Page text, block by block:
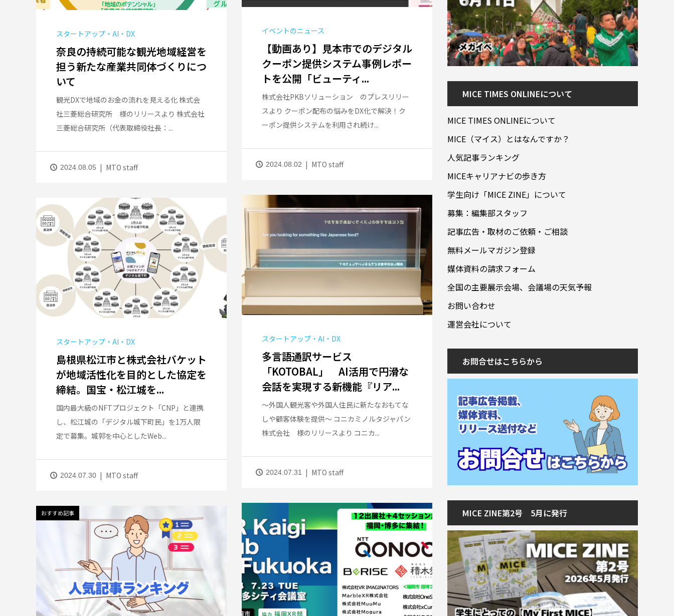
スタートアップ・AI・DX
奈良の持続可能な観光地域経営を
担う新たな産業共同体づくりにつ
いて
観光DXで地域のお金の流れを見える化 株式会
社三菱総合研究所 様のリリースより 株式会社
三菱総合研究所（代表取締役社長：...
2024.08.05 MTO staff
イベントのニュース
【動画あり】見本市でのデジタル
クーポン提供システム事例レポー
トを公開「ビューティ...
株式会社PKBソリューション のプレスリリー
スより クーポン配布の悩みをDX化で解決！ク
ーポン提供システムを利用され続け...
2024.08.02 MTO staff
スタートアップ・AI・DX
多言語通訳サービス
「KOTOBAL」 AI活用で円滑な
会話を実現する新機能『リア...
～外国人観光客や外国人住民に新たなおもてな
しや顧客体験を提供～ コニカミノルタジャパン
株式会社 様のリリースより コニカ...
2024.07.31 MTO staff
スタートアップ・AI・DX
島根県松江市と株式会社バケット
が地域活性化を目的とした協定を
締結。国宝・松江城を...
国内最大級のNFTプロジェクト「CNP」と連携
し、松江城の「デジタル城下町民」を1万人限
定で募集。城郭を中心としたWeb...
2024.07.30 MTO staff
おすすめ記事
MICE TIMES ONLINEについて
MICE TIMES ONLINEについて
MICE（マイス）とはなんですか？
人気記事ランキング
MICEキャリアナビの歩き方
学生向け「MICE ZINE」について
募集：編集部スタッフ
記事広告・取材のご依頼・ご相談
無料メールマガジン登録
媒体資料の請求フォーム
全国の主要展示会場、会議場の天気予報
お問い合わせ
運営会社について
お問合せはこちらから
MICE ZINE第2号 5月に発行